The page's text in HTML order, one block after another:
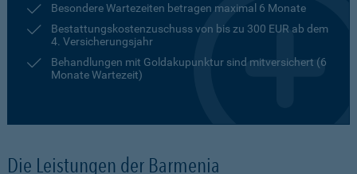
Besondere Wartezeiten betragen maximal 6 Monate
Bestattungskostenzuschuss von bis zu 300 EUR ab dem
4. Versicherungsjahr
Behandlungen mit Goldakupunktur sind mitversichert (6
Monate Wartezeit)
Die Leistungen der Barmenia